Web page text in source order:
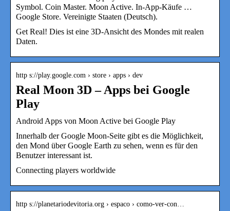
Symbol. Coin Master. Moon Active. In-App-Käufe …
Google Store. Vereinigte Staaten (Deutsch).
Get Real! Dies ist eine 3D-Ansicht des Mondes mit realen
Daten.
http s://play.google.com › store › apps › dev
Real Moon 3D – Apps bei Google
Play
Android Apps von Moon Active bei Google Play
Innerhalb der Google Moon-Seite gibt es die Möglichkeit,
den Mond über Google Earth zu sehen, wenn es für den
Benutzer interessant ist.
Connecting players worldwide
http s://planetariodevitoria.org › espaco › como-ver-con…